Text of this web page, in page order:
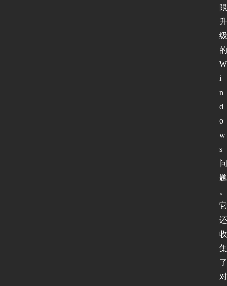
限
升
级
的
W
i
n
d
o
w
s
问
题
。
它
还
收
集
了
对